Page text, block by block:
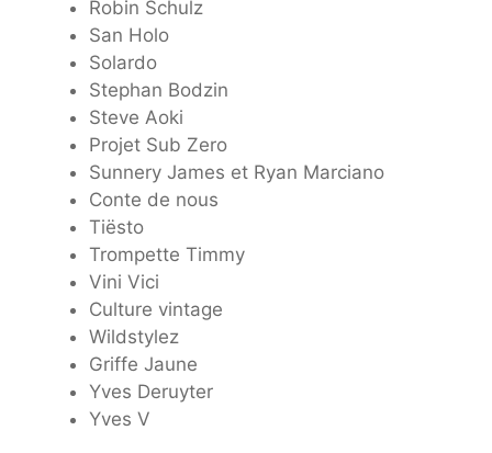
Robin Schulz
San Holo
Solardo
Stephan Bodzin
Steve Aoki
Projet Sub Zero
Sunnery James et Ryan Marciano
Conte de nous
Tiësto
Trompette Timmy
Vini Vici
Culture vintage
Wildstylez
Griffe Jaune
Yves Deruyter
Yves V